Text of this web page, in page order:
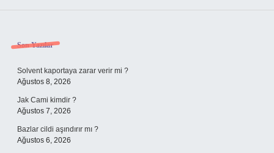
Sidebar
Son Yazılar
Solvent kaportaya zarar verir mi ?
Ağustos 8, 2026
Jak Cami kimdir ?
Ağustos 7, 2026
Bazlar cildi aşındırır mı ?
Ağustos 6, 2026